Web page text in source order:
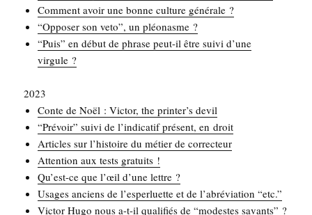
Com­ment avoir une bonne culture générale ?
“Oppo­ser son veto”, un pléonasme ?
“Puis” en début de phrase peut-il être sui­vi d’une
virgule ?
2023
Conte de Noël : Vic­tor, the printer’s devil
“Pré­voir” sui­vi de l’indicatif pré­sent, en droit
Articles sur l’histoire du métier de correcteur
Atten­tion aux tests gratuits !
Qu’est-ce que l’œil d’une lettre ?
Usages anciens de l’esperluette et de l’abréviation “etc.”
Vic­tor Hugo nous a-t-il qua­li­fiés de “modestes savants” ?